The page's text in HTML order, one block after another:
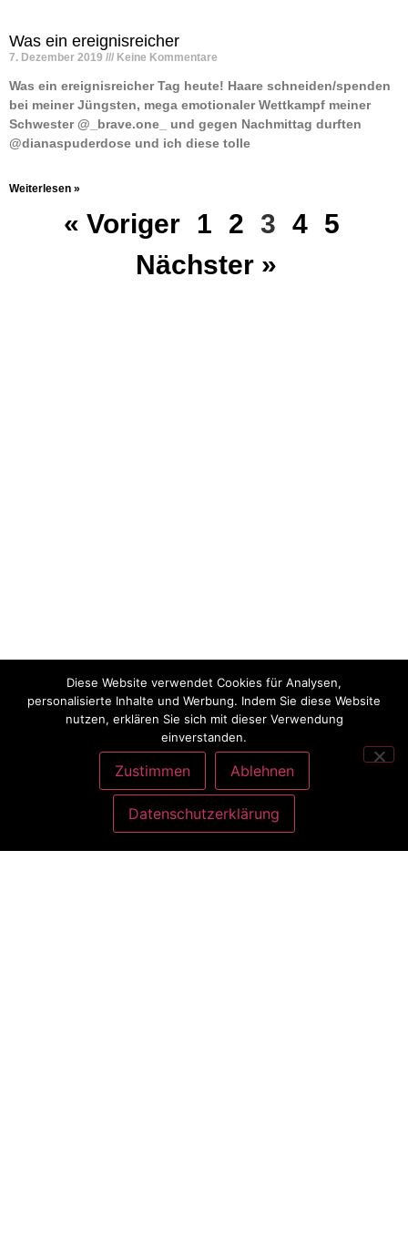
Was ein ereignisreicher
7. Dezember 2019 Keine Kommentare
Was ein ereignisreicher Tag heute! Haare schneiden/spenden
bei meiner Jüngsten, mega emotionaler Wettkampf meiner
Schwester @_brave.one_ und gegen Nachmittag durften
@dianaspuderdose und ich diese tolle
Weiterlesen »
« Voriger 1 2 3 4 5
Nächster »
Diese Website verwendet Cookies für Analysen,
personalisierte Inhalte und Werbung. Indem Sie diese Website
nutzen, erklären Sie sich mit dieser Verwendung
einverstanden.
Zustimmen Ablehnen
Datenschutzerklärung